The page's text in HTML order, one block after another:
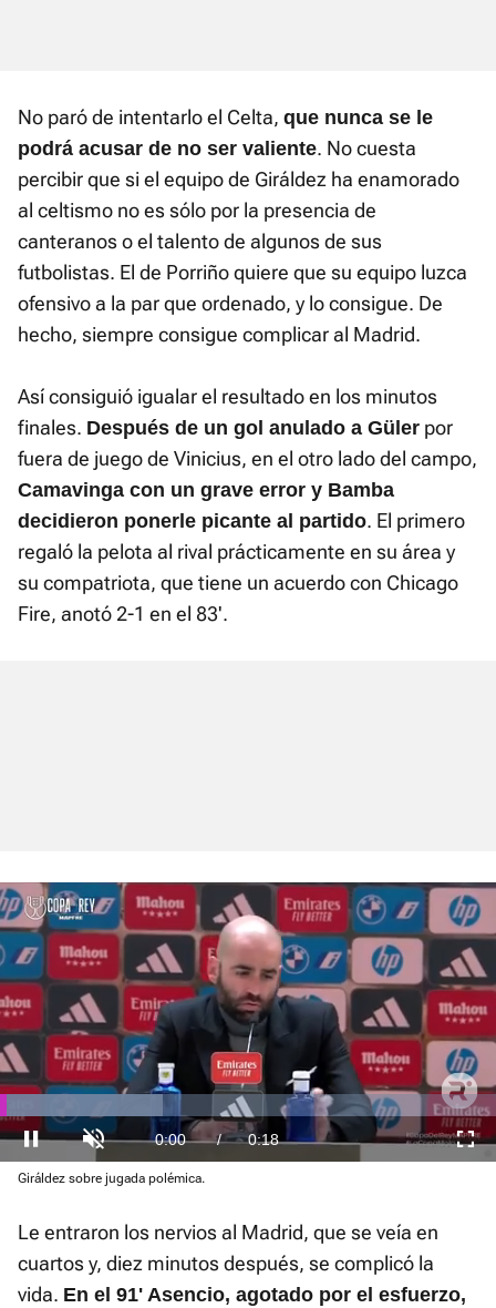
No paró de intentarlo el Celta, que nunca se le
podrá acusar de no ser valiente. No cuesta
percibir que si el equipo de Giráldez ha enamorado
al celtismo no es sólo por la presencia de
canteranos o el talento de algunos de sus
futbolistas. El de Porriño quiere que su equipo luzca
ofensivo a la par que ordenado, y lo consigue. De
hecho, siempre consigue complicar al Madrid.
Así consiguió igualar el resultado en los minutos
finales. Después de un gol anulado a Güler por
fuera de juego de Vinicius, en el otro lado del campo,
Camavinga con un grave error y Bamba
decidieron ponerle picante al partido. El primero
regaló la pelota al rival prácticamente en su área y
su compatriota, que tiene un acuerdo con Chicago
Fire, anotó 2-1 en el 83'.
Current
Time
0:01
Loaded
El sonido está silenciado, puedes
activarlo desde la barra de control
Giráldez sobre jugada polémica.
Le entraron los nervios al Madrid, que se veía en
cuartos y, diez minutos después, se complicó la
vida. En el 91' Asencio, agotado por el esfuerzo,